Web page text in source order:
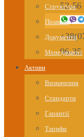
52-56
96-35
Структура
Правила
Документи
Менеджмент
Активи
Визначення
Стандарти
Гарантії
Тарифи